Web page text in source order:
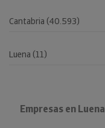
Empresas en Luena